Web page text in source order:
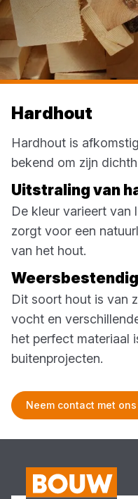
Hardhout
Hardhout is
bekend om zijn
Uitstraling van
De kleur varieert
zorgt voor een
van het hout.
Weersbestendig
Dit soort hout is van
vocht en
het perfect materiaal
buitenprojecten.
Neem contact met